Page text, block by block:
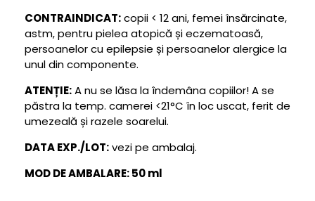
CONTRAINDICAT:copii < 12 ani, femei însărcinate,
astm, pentru pielea atopică și eczematoasă,
persoanelor cu epilepsie și persoanelor alergice la
unul din componente.
ATENȚIE:A nu se lăsa la îndemâna copiilor! A se
păstra la temp. camerei <21°C în loc uscat, ferit de
umezeală și razele soarelui.
DATA EXP./LOT:vezi pe ambalaj.
MOD DE AMBALARE: 50 ml